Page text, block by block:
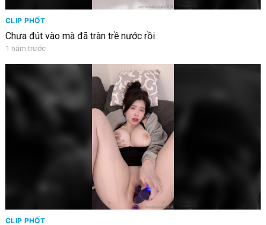
CLIP PHỐT
Chưa đút vào mà đã tràn trề nước rồi
1 năm trước
CLIP PHỐT